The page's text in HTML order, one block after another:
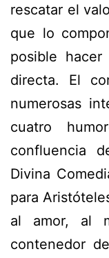
rescatar el
que lo
posible
directa. El
numerosas
cuatro
confluencia
Divina
para
al amor, al
contenedor